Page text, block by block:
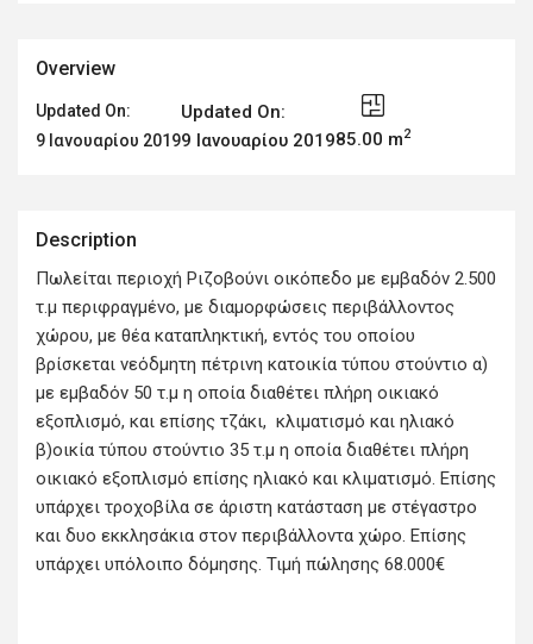
Overview
Updated On:
9 Ιανουαρίου 2019
Updated On:
9 Ιανουαρίου 201985.00 m2
Description
Πωλείται περιοχή Ριζοβούνι οικόπεδο με εμβαδόν 2.500
τ.μ περιφραγμένο, με διαμορφώσεις περιβάλλοντος
χώρου, με θέα καταπληκτική, εντός του οποίου
βρίσκεται νεόδμητη πέτρινη κατοικία τύπου στούντιο α)
με εμβαδόν 50 τ.μ η οποία διαθέτει πλήρη οικιακό
εξοπλισμό, και επίσης τζάκι, κλιματισμό και ηλιακό
β)οικία τύπου στούντιο 35 τ.μ η οποία διαθέτει πλήρη
οικιακό εξοπλισμό επίσης ηλιακό και κλιματισμό. Επίσης
υπάρχει τροχοβίλα σε άριστη κατάσταση με στέγαστρο
και δυο εκκλησάκια στον περιβάλλοντα χώρο. Επίσης
υπάρχει υπόλοιπο δόμησης. Τιμή πώλησης 68.000€